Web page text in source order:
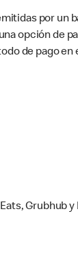
por un
opción de
de pago en
Grubhub y